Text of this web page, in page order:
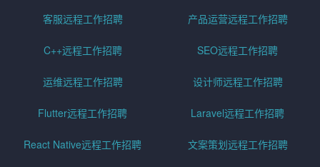
客服远程工作招聘 产品运营远程工作招聘
C++远程工作招聘 SEO远程工作招聘
运维远程工作招聘 设计师远程工作招聘
Flutter远程工作招聘 Laravel远程工作招聘
React Native远程工作招聘 文案策划远程工作招聘